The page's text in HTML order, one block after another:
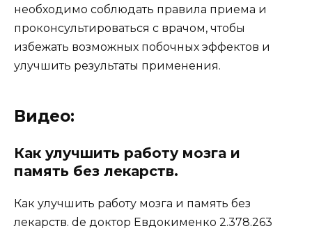
необходимо соблюдать правила приема и
проконсультироваться с врачом, чтобы
избежать возможных побочных эффектов и
улучшить результаты применения.
Видео:
Как улучшить работу мозга и
память без лекарств.
Как улучшить работу мозга и память без
лекарств. de доктор Евдокименко 2.378.263